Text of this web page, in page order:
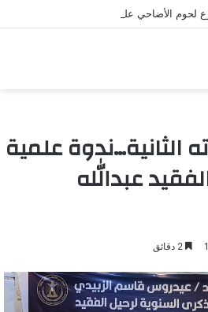
علمية
عبدالله